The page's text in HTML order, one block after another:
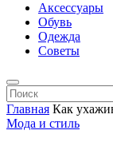
Аксессуары
Обувь
Одежда
Советы
Главная Как
Мода и стиль